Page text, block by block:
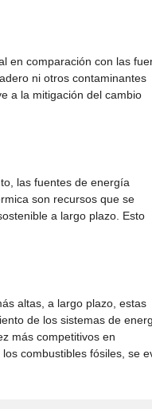
en comparación con las
ni otros contaminantes
a la mitigación del cambio
las fuentes de energía
son recursos que se
a largo plazo. Esto
altas, a largo plazo, estas
de los sistemas de
más competitivos en
combustibles fósiles, se